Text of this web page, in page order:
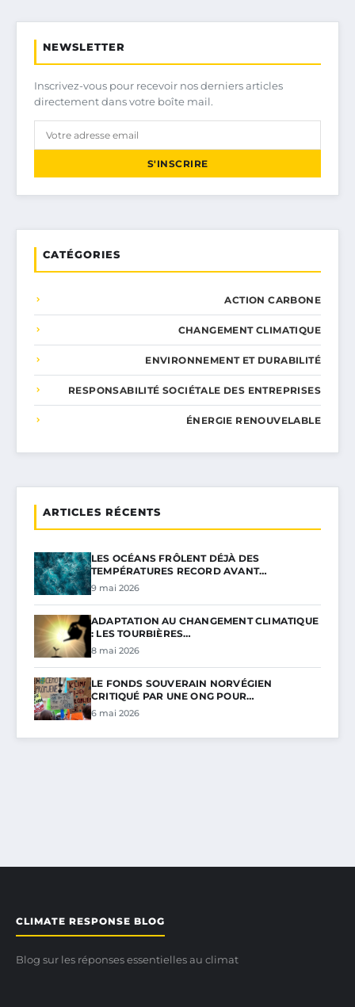
NEWSLETTER
Inscrivez-vous pour recevoir nos derniers articles
directement dans votre boîte mail.
S'INSCRIRE
CATÉGORIES
ACTION CARBONE
CHANGEMENT CLIMATIQUE
ENVIRONNEMENT ET DURABILITÉ
RESPONSABILITÉ SOCIÉTALE DES ENTREPRISES
ÉNERGIE RENOUVELABLE
ARTICLES RÉCENTS
LES OCÉANS FRÔLENT DÉJÀ DES
TEMPÉRATURES RECORD AVANT…
9 mai 2026
ADAPTATION AU CHANGEMENT CLIMATIQUE
: LES TOURBIÈRES…
8 mai 2026
LE FONDS SOUVERAIN NORVÉGIEN
CRITIQUÉ PAR UNE ONG POUR…
6 mai 2026
CLIMATE RESPONSE BLOG
Blog sur les réponses essentielles au climat